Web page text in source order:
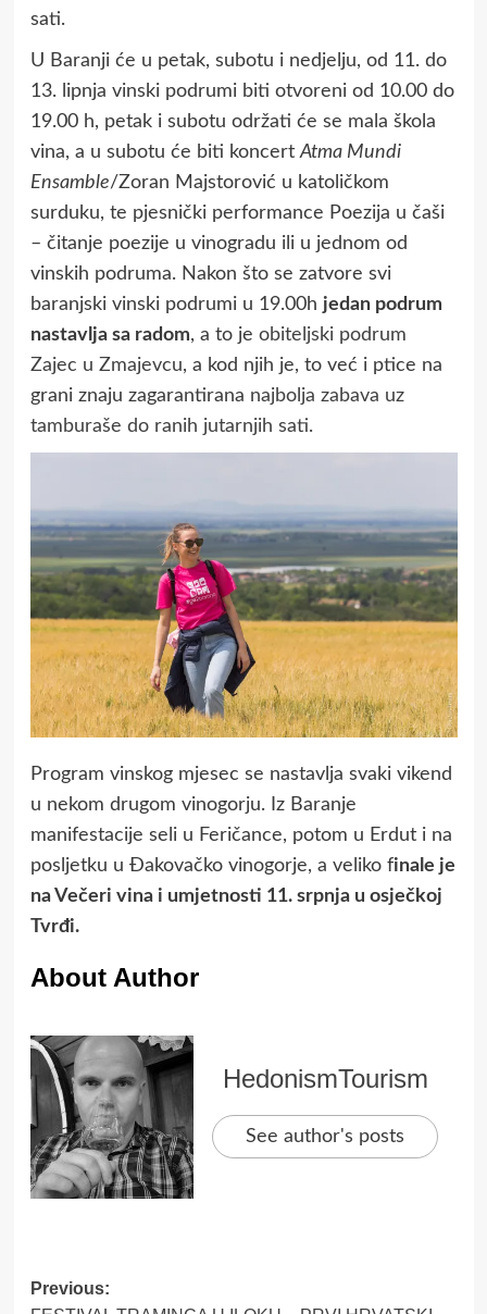
sati.
U Baranji će u petak, subotu i nedjelju, od 11. do
13. lipnja vinski podrumi biti otvoreni od 10.00 do
19.00 h, petak i subotu održati će se mala škola
vina, a u subotu će biti koncertAtma Mundi
Ensamble/Zoran Majstorović u katoličkom
surduku, te pjesnički performance Poezija u čaši
– čitanje poezije u vinogradu ili u jednom od
vinskih podruma. Nakon što se zatvore svi
baranjski vinski podrumi u 19.00h jedan podrum
nastavlja sa radom, a to je obiteljski podrum
Zajec u Zmajevcu, a kod njih je, to već i ptice na
grani znaju zagarantirana najbolja zabava uz
tamburaše do ranih jutarnjih sati.
Program vinskog mjesec se nastavlja svaki vikend
u nekom drugom vinogorju. Iz Baranje
manifestacije seli u Feričance, potom u Erdut i na
posljetku u Đakovačko vinogorje, a veliko finale je
na Večeri vina i umjetnosti 11. srpnja u osječkoj
Tvrđi.
About Author
HedonismTourism
See author's posts
Post
Previous: